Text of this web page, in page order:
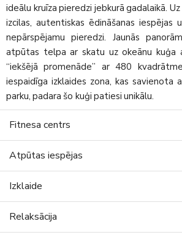
ideālu kruīza pieredzi jebkurā gadalaikā.
izcilas, autentiskas ēdināšanas iespējas
nepārspējamu pieredzi. Jaunās
atpūtas telpa ar skatu uz okeānu kuģa
“iekšējā promenāde” ar 480
iespaidīga izklaides zona, kas savienota
parku, padara šo kuģi patiesi unikālu.
Fitnesa centrs
Atpūtas iespējas
Izklaide
Relaksācija